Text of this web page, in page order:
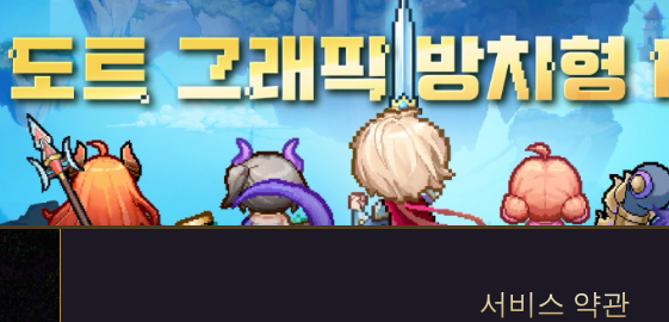
서비스 약관